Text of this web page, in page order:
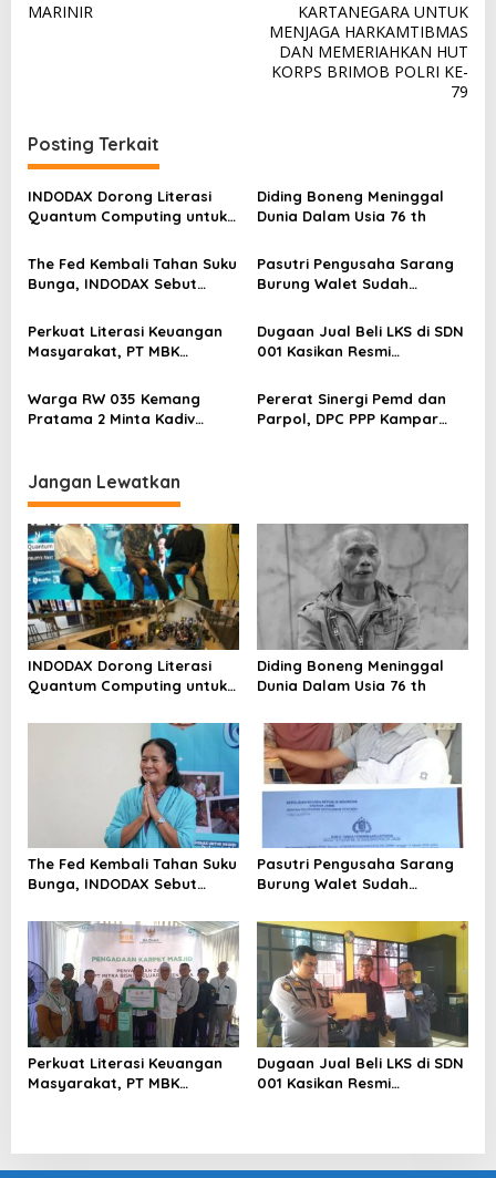
i
i
p
o
MARINIR
KARTANEGARA UNTUK
MENJAGA HARKAMTIBMAS
DAN MEMERIAHKAN HUT
KORPS BRIMOB POLRI KE-
79
Posting Terkait
INDODAX Dorong Literasi
Quantum Computing untuk
Blockchain
Diding Boneng Meninggal
Dunia Dalam Usia 76 th
The Fed Kembali Tahan Suku
Bunga, INDODAX Sebut
Sentimen Pasar
Pasutri Pengusaha Sarang
Burung Walet Sudah
Pelapor Desak Polda Jambi
Segera Lakukan Penahanan
Perkuat Literasi Keuangan
Masyarakat, PT MBK
Karpet Masjid di Pakuhaji
Dugaan Jual Beli LKS di SDN
001 Kasikan Resmi
Kampar, Pemred – Pimum
Metroterkini.id Desak Usut
Kasus Ini
Warga RW 035 Kemang
Pratama 2 Minta Kadiv
Metro Bekasi Kota
Pererat Sinergi Pemd dan
Parpol, DPC PPP Kampar
Jangan Lewatkan
INDODAX Dorong Literasi
Quantum Computing untuk
Blockchain
Diding Boneng Meninggal
Dunia Dalam Usia 76 th
The Fed Kembali Tahan Suku
Bunga, INDODAX Sebut
Sentimen Pasar
Pasutri Pengusaha Sarang
Burung Walet Sudah
Pelapor Desak Polda Jambi
Segera Lakukan Penahanan
Perkuat Literasi Keuangan
Masyarakat, PT MBK
Dugaan Jual Beli LKS di SDN
001 Kasikan Resmi